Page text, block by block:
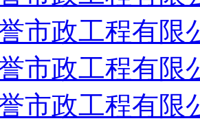
市政工程有限
市政工程有限
市政工程有限